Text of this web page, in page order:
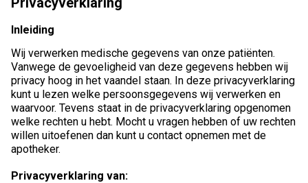
Inleiding
Wij verwerken medische gegevens van onze patiënten.
Vanwege de gevoeligheid van deze gegevens hebben wij
privacy hoog in het vaandel staan. In deze privacyverklaring
kunt u lezen welke persoonsgegevens wij verwerken en
waarvoor. Tevens staat in de privacyverklaring opgenomen
welke rechten u hebt. Mocht u vragen hebben of uw rechten
willen uitoefenen dan kunt u contact opnemen met de
apotheker.
Privacyverklaring van: